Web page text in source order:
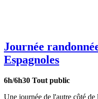
Journée
Espagnoles
6h/6h30 Tout public
Une journée de l'autre côté de